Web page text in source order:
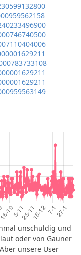
unschuldig und
oder von Gauner
unsere User